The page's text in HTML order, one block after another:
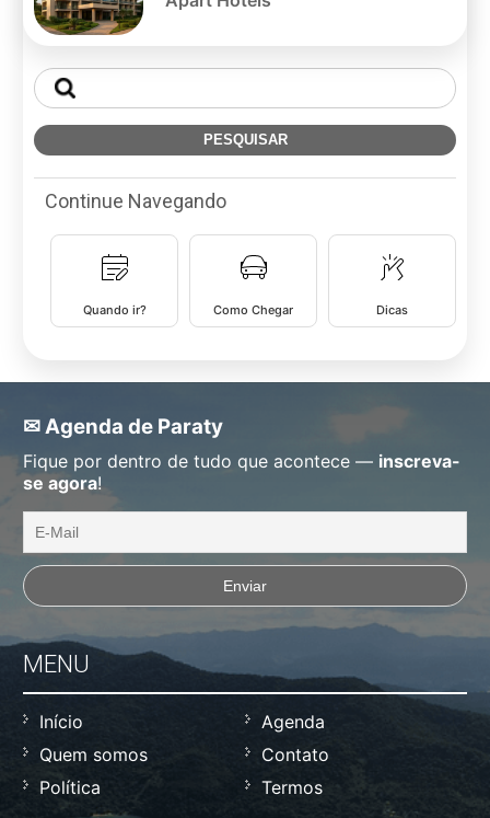
Continue Navegando
Quando ir? Como Chegar Dicas
✉ Agenda de Paraty
Fique por dentro de tudo que acontece — inscreva-
se agora!
MENU
Início
Agenda
Quem somos
Contato
Política
Termos